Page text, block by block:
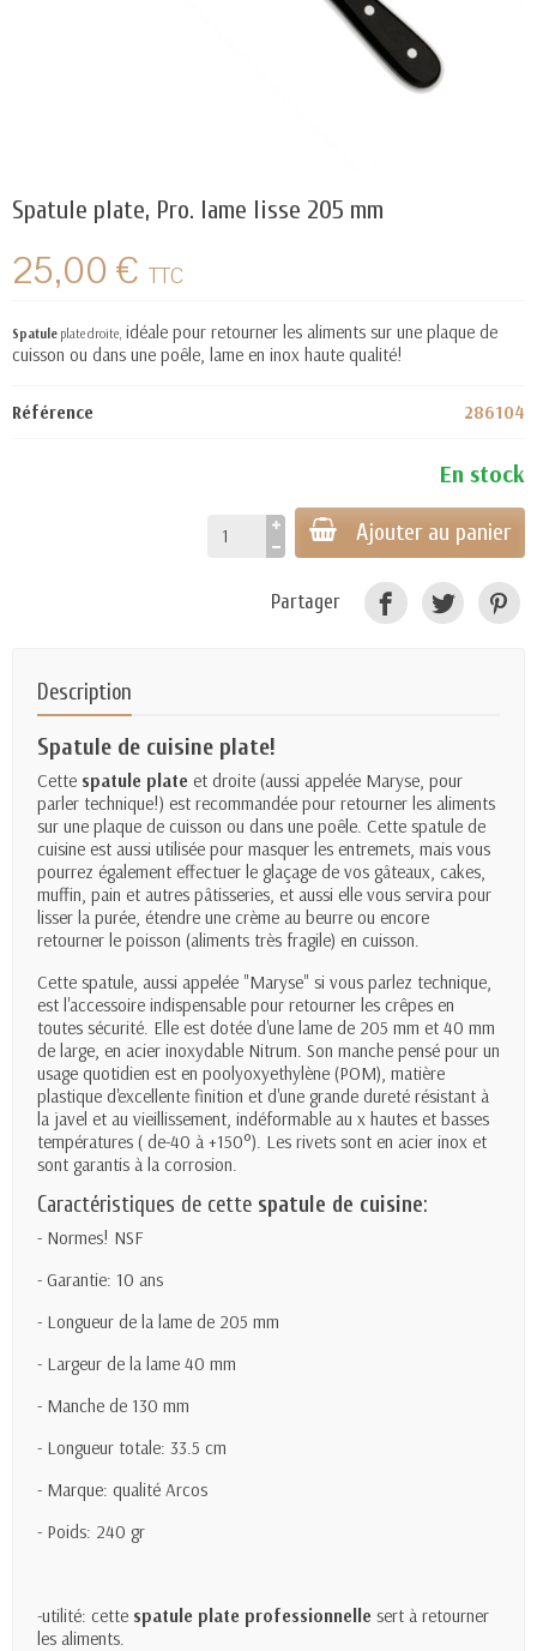
Spatule plate, Pro. lame lisse 205 mm
25,00 € TTC
Spatule plate droite, idéale pour retourner les aliments sur une plaque de
cuisson ou dans une poêle, lame en inox haute qualité!
Référence 286104
En stock
Ajouter au panier
Partager
Description
Spatule de cuisine plate!
Cette spatule plate et droite (aussi appelée Maryse, pour
parler technique!) est recommandée pour retourner les aliments
sur une plaque de cuisson ou dans une poêle. Cette spatule de
cuisine est aussi utilisée pour masquer les entremets, mais vous
pourrez également effectuer le glaçage de vos gâteaux, cakes,
muffin, pain et autres pâtisseries, et aussi elle vous servira pour
lisser la purée, étendre une crème au beurre ou encore
retourner le poisson (aliments très fragile) en cuisson.
Cette spatule, aussi appelée "Maryse" si vous parlez technique,
est l'accessoire indispensable pour retourner les crêpes en
toutes sécurité. Elle est dotée d'une lame de 205 mm et 40 mm
de large, en acier inoxydable Nitrum. Son manche pensé pour un
usage quotidien est en poolyoxyethylène (POM), matière
plastique d'excellente finition et d'une grande dureté résistant à
la javel et au vieillissement, indéformable au x hautes et basses
températures ( de-40 à +150°). Les rivets sont en acier inox et
sont garantis à la corrosion.
Caractéristiques de cette spatule de cuisine:
- Normes! NSF
- Garantie: 10 ans
- Longueur de la lame de 205 mm
- Largeur de la lame 40 mm
- Manche de 130 mm
- Longueur totale: 33.5 cm
- Marque: qualité Arcos
- Poids: 240 gr
-utilité: cette spatule plate professionnelle sert à retourner
les aliments.